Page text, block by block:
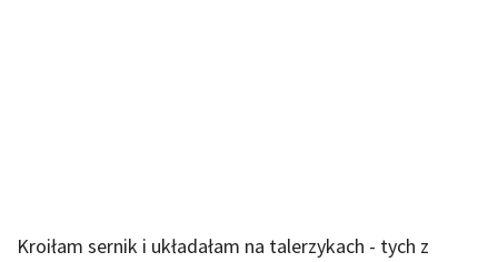
Kroiłam sernik i układałam na talerzykach - tych z